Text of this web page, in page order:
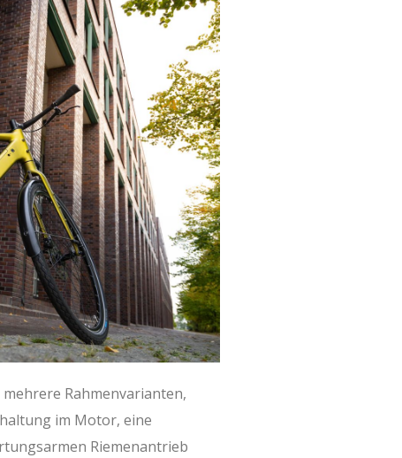
Rahmenvarianten,
im Motor, eine
Riemenantrieb